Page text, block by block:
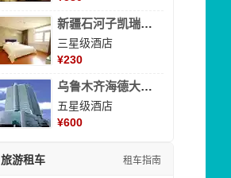
新疆石河子凯瑞酒店
三星级酒店
¥230
乌鲁木齐海德大酒店
五星级酒店
¥600
旅游租车 租车指南